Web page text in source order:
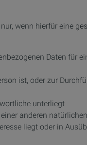
wenn hierfür eine
Daten für
ist, oder zur
unterliegt
anderen
liegt oder in